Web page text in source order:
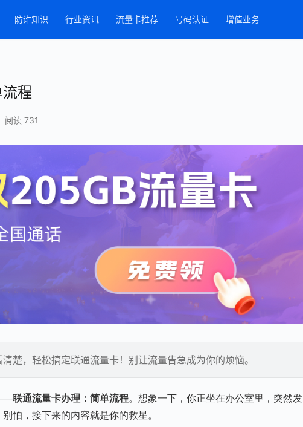
防诈知识 行业资讯 流量卡推荐 号码认证 增值业务
程
阅读 731
楚，轻松搞定联通流量卡！别让流量告急成为你的烦恼。
联通流量卡办理：简单流程。想象一下，你正坐在办公室里，突然发
怕，接下来的内容就是你的救星。